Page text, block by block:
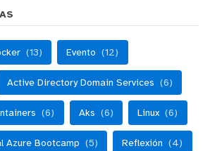
(13) Evento (12)
Active Directory Domain Services (6)
(6) Aks (6) Linux (6)
Azure Bootcamp (5) Reflexión (4)